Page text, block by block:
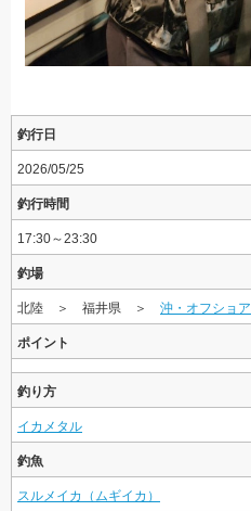
釣行日
2026/05/25
釣行時間
17:30～23:30
釣場
北陸 ＞ 福井県 ＞ 沖・オフショア
ポイント
釣り方
イカメタル
釣魚
スルメイカ（ムギイカ）